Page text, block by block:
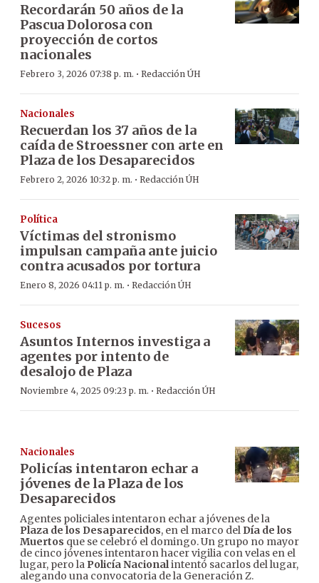
Recordarán 50 años de la
Pascua Dolorosa con
proyección de cortos
nacionales
Febrero 3, 2026 07:38 p. m. · Redacción ÚH
Nacionales
Recuerdan los 37 años de la
caída de Stroessner con arte en
Plaza de los Desaparecidos
Febrero 2, 2026 10:32 p. m. · Redacción ÚH
Política
Víctimas del stronismo
impulsan campaña ante juicio
contra acusados por tortura
Enero 8, 2026 04:11 p. m. · Redacción ÚH
Sucesos
Asuntos Internos investiga a
agentes por intento de
desalojo de Plaza
Noviembre 4, 2025 09:23 p. m. · Redacción ÚH
Nacionales
Policías intentaron echar a
jóvenes de la Plaza de los
Desaparecidos
Agentes policiales intentaron echar a jóvenes de la
Plaza de los Desaparecidos, en el marco del Día de los
Muertos que se celebró el domingo. Un grupo no mayor
de cinco jóvenes intentaron hacer vigilia con velas en el
lugar, pero la Policía Nacionalintentó sacarlos del lugar,
alegando una convocatoria de la Generación Z.